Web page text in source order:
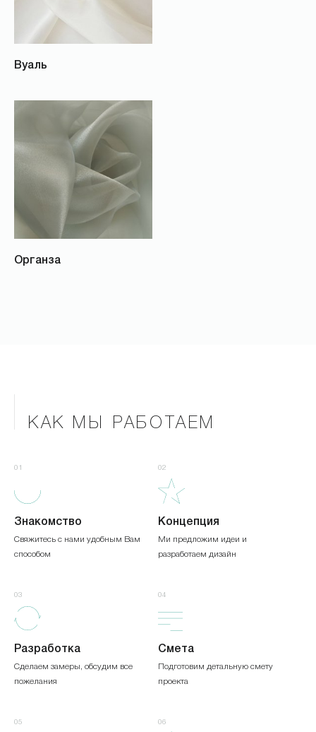
Вуаль
Органза
КАК МЫ РАБОТАЕМ
01
Знакомство
Свяжитесь с нами удобным Вам
способом
02
Концепция
Ми предложим идеи и
разработаем дизайн
03
Разработка
Сделаем замеры, обсудим все
пожелания
04
Смета
Подготовим детальную смету
проекта
05 06